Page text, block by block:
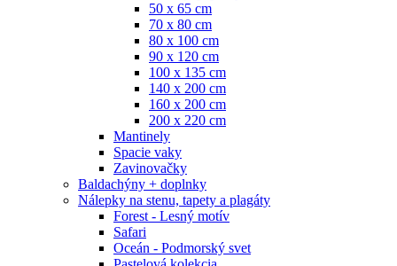
50 x 65 cm
70 x 80 cm
80 x 100 cm
90 x 120 cm
100 x 135 cm
140 x 200 cm
160 x 200 cm
200 x 220 cm
Mantinely
Spacie vaky
Zavinovačky
Baldachýny + doplnky
Nálepky na stenu, tapety a plagáty
Forest - Lesný motív
Safari
Oceán - Podmorský svet